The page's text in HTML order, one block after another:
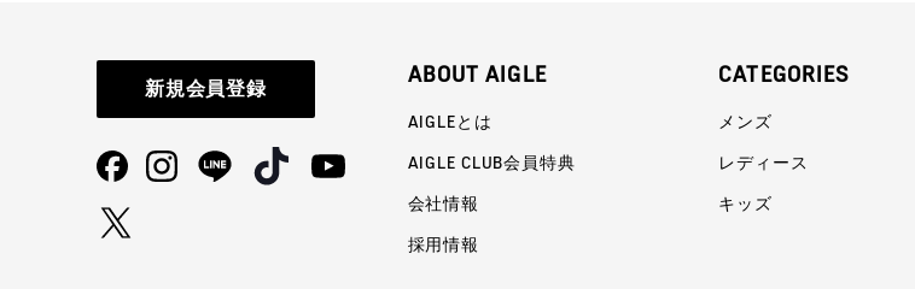
新規会員登録
ABOUT AIGLE
AIGLEとは
AIGLE CLUB会員特典
会社情報
採用情報
CATEGORIES
メンズ
レディース
キッズ